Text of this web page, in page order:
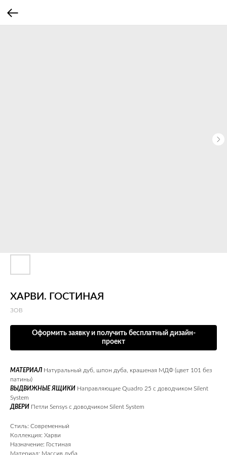
ХАРВИ. ГОСТИНАЯ
ЗОВ
Оформить заявку и получить бесплатный дизайн-
проект
МАТЕРИАЛ Натуральный дуб, шпон дуба, крашеная МДФ (цвет 101 без
патины)
ВЫДВИЖНЫЕ ЯЩИКИ Направляющие Quadro 25 c доводчиком Silent
System
ДВЕРИ Петли Sensys с доводчиком Silent System
Стиль: Современный
Коллекция: Харви
Назначение: Гостиная
Материал: Массив дуба